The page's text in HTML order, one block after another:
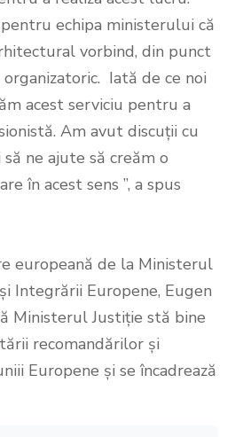
echipa ministerului că
vorbind, din punct
Iată de ce noi
acest serviciu pentru a
Am avut discuții cu
ne ajute să creăm o
în acest sens ”, a spus
europeană de la Ministerul
Integrării Europene, Eugen
Ministerul Justiție stă bine
recomandărilor și
Europene și se încadrează